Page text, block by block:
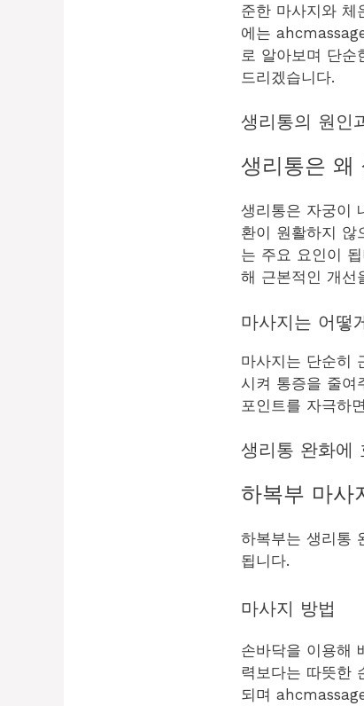
준한 마사지와 체
에는
로 알아보며 단
드리겠습니다.
생리통의 원인
생리통은 왜
생리통은 자궁이
환이 원활하지 않
는 주요 요인이
해 근본적인 개선
마사지는 어떻
마사지는 단순히
시켜 통증을 줄여
포인트를 자극하
생리통 완화에
하복부 마사
하복부는 생리통
됩니다.
마사지 방법
손바닥을 이용해
력보다는 따뜻한
되며